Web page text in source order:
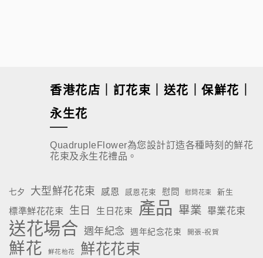
香港花店｜訂花束｜送花｜保鮮花｜
永生花
QuadrupleFlower為您設計訂造各種時刻的鮮花
花束及永生花禮品。
七夕 大型鮮花花束 感恩 感恩花束 慰問 慰問花束 新生
標準鮮花花束 生日 生日花束 產品 畢業 畢業花束
送花場合 週年紀念 週年紀念花束 開張-祝賀
鮮花 鮮花枱花 鮮花花束